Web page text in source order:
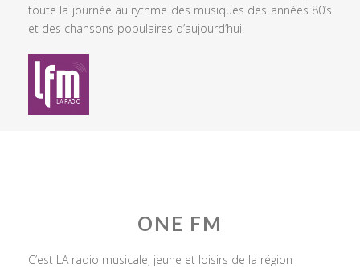
toute la journée au rythme des musiques des années 80’s
et des chansons populaires d’aujourd’hui.
ONE FM
C’est LA radio musicale, jeune et loisirs de la région